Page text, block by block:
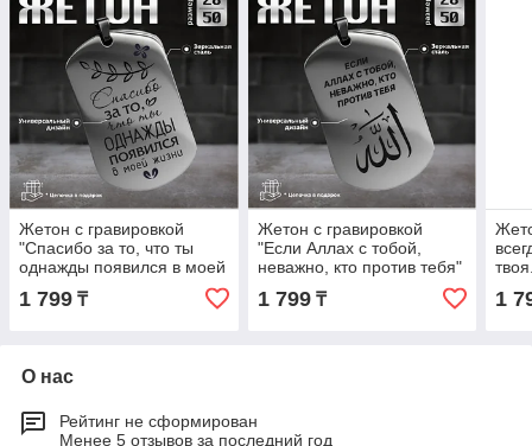
Жетон с гравировкой
"Спасибо за то, что ты
однажды появился в моей
жизни" (49×27мм)
1 799 ₸
Жетон с гравировкой
"Если Аллах с тобой,
неважно, кто против тебя"
(49×27мм)
1 799₸ 1
О нас
Рейтинг не сформирован
Менее 5 отзывов за последний год